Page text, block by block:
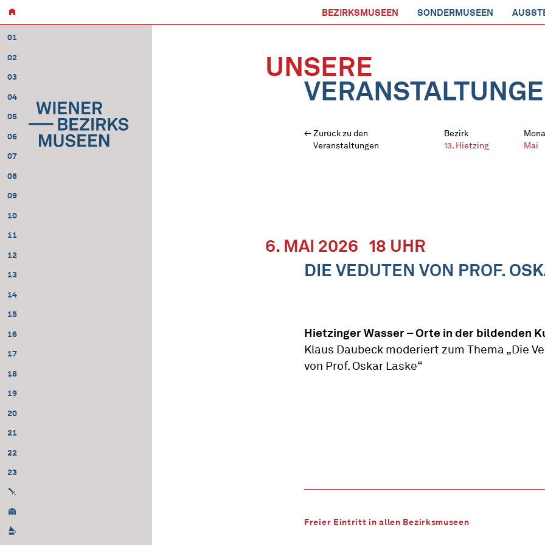
BEZIRKSMUSEEN SONDERMUSEEN
01
02
03
04
05
06
07
08
09
10
11
12
13
14
15
16
17
18
19
20
21
22
23
UNSERE
Zurück zu den
Veranstaltungen
Bezirk
13. Hietzing
Mai
6. MAI 2026 18 UHR
DIE VEDUTEN VON PROF.
Hietzinger Wasser – Orte in der bildenden
Klaus Daubeck moderiert zum Thema „Die
von Prof. Oskar Laske“
Freier Eintritt in allen Bezirksmuseen